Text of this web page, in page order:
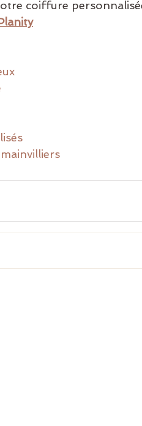
coiffure